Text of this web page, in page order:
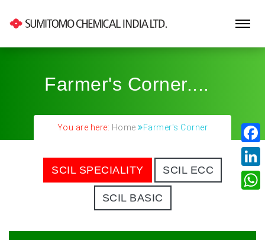
Farmer's Corner....
You are here: Home Farmer's Corner
SCIL SPECIALITY SCIL ECC
SCIL BASIC